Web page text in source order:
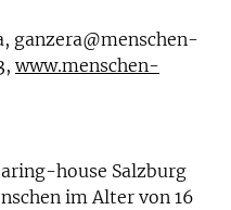
ganzera@menschen-
www.menschen-
house Salzburg
im Alter von 16